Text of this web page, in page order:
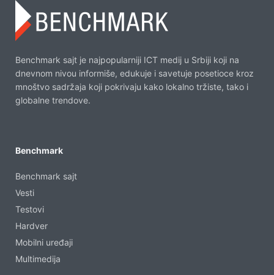
Benchmark sajt je najpopularniji ICT medij u Srbiji koji na
dnevnom nivou informiše, edukuje i savetuje posetioce kroz
mnoštvo sadržaja koji pokrivaju kako lokalno tržiste, tako i
globalne trendove.
Benchmark
Benchmark sajt
Vesti
Testovi
Hardver
Mobilni uređaji
Multimedija